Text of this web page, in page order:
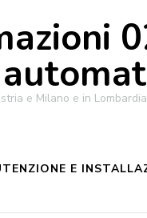
e Milano e in
E